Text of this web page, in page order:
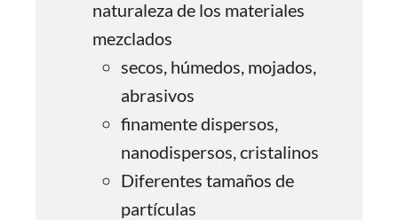
naturaleza de los materiales
mezclados
secos, húmedos, mojados,
abrasivos
finamente dispersos,
nanodispersos, cristalinos
Diferentes tamaños de
partículas